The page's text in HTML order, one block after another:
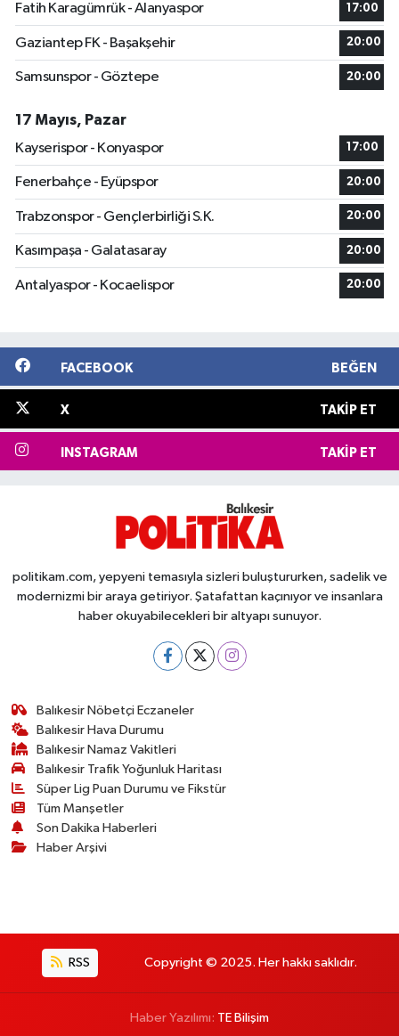
Fatih Karagümrük - Alanyaspor
17:00
Gaziantep FK - Başakşehir 20:00
Samsunspor - Göztepe 20:00
17 Mayıs, Pazar
Kayserispor - Konyaspor
17:00
Fenerbahçe - Eyüpspor 20:00
Trabzonspor - Gençlerbirliği S.K. 20:00
Kasımpaşa - Galatasaray 20:00
Antalyaspor - Kocaelispor 20:00
FACEBOOK BEĞEN
X TAKIP ET
INSTAGRAM TAKIP ET
politikam.com, yepyeni temasıyla sizleri buluştururken, sadelik ve
modernizmi bir araya getiriyor. Şatafattan kaçınıyor ve insanlara
haber okuyabilecekleri bir altyapı sunuyor.
Balıkesir Nöbetçi Eczaneler
Balıkesir Hava Durumu
Balıkesir Namaz Vakitleri
Balıkesir Trafik Yoğunluk Haritası
Süper Lig Puan Durumu ve Fikstür
Tüm Manşetler
Son Dakika Haberleri
Haber Arşivi
RSS Copyright © 2025. Her hakkı saklıdır.
Haber Yazılımı: TE Bilişim